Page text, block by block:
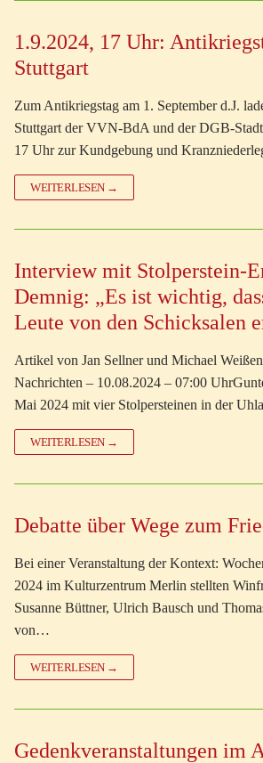
1.9.2024, 17 Uhr:
Stuttgart
Zum Antikriegstag am 1. September d.J.
Stuttgart der VVN-BdA und der DGB-
17 Uhr zur Kundgebung und
WEITERLESEN →
Interview mit Stolperstein-
Demnig: „Es ist wichtig,
Leute von den Schicksalen
Artikel von Jan Sellner und Michael
Nachrichten – 10.08.2024 – 07:00
Mai 2024 mit vier Stolpersteinen in der
WEITERLESEN →
Debatte über Wege zum
Bei einer Veranstaltung der Kontext:
2024 im Kulturzentrum Merlin stellten
Susanne Büttner, Ulrich Bausch und
von…
WEITERLESEN →
Gedenkveranstaltungen im